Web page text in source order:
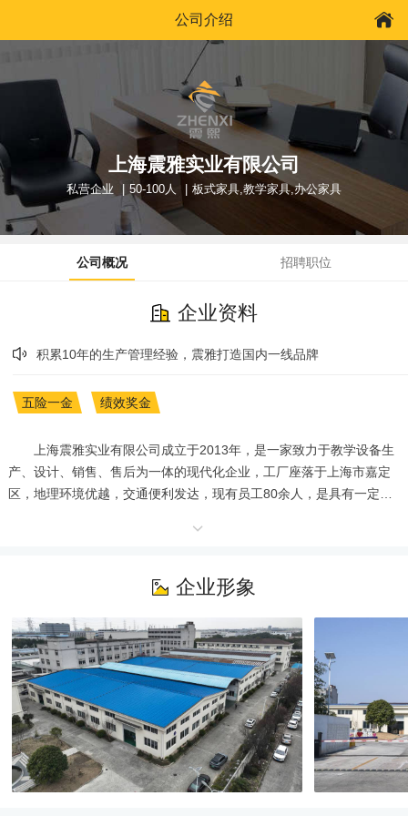
公司介绍
上海震雅实业有限公司
私营企业 50-100人 板式家具,教学家具,办公家具
公司概况 招聘职位
企业资料
积累10年的生产管理经验，震雅打造国内一线品牌
五险一金 绩效奖金
       上海震雅实业有限公司成立于2013年，是一家致力于教学设备生
产、设计、销售、售后为一体的现代化企业，工厂座落于上海市嘉定
区，地理环境优越，交通便利发达，现有员工80余人，是具有一定规
理人才，按人体工程学原理精心设计，开发了一批又一批款色新颖、
写字楼、星级宾馆以及教学大楼、实验楼、学生公寓、幼儿园等的家
具配套能力，并以快捷的运送、专业的安装服务，为客户创造品质超
卓、优雅、舒适的绿色环保环境。
企业形象